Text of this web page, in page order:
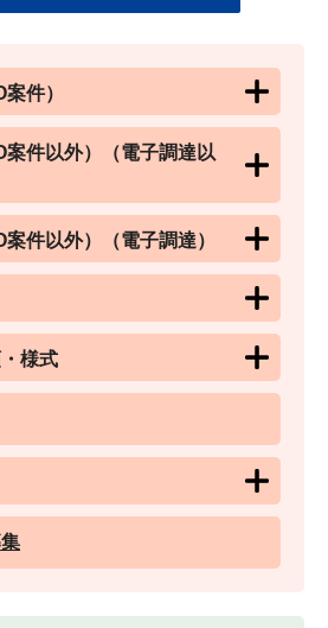
件）
案件以外）（電子調達以
件以外）（電子調達）
様式